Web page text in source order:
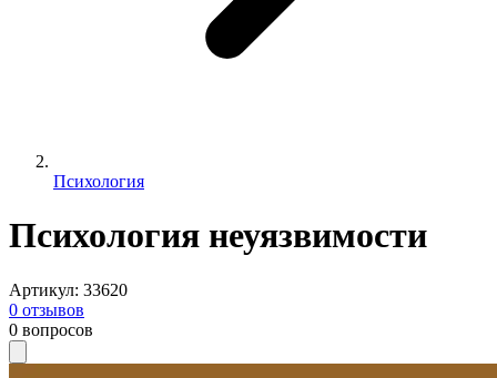
Психология
Психология неуязвимости
Артикул: 33620
0 отзывов
0 вопросов